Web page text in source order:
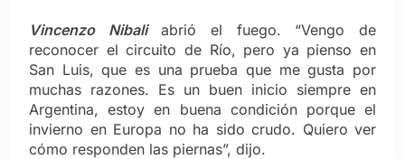
Vincenzo Nibaliabrió el fuego. “Vengo de
reconocer el circuito de Río, pero ya pienso en
San Luis, que es una prueba que me gusta por
muchas razones. Es un buen inicio siempre en
Argentina, estoy en buena condición porque el
invierno en Europa no ha sido crudo. Quiero ver
cómo responden las piernas”, dijo.